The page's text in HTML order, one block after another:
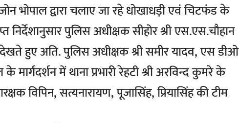
भोपाल द्वारा चलाए जा रहे धोखाधड़ी एवं चिटफंड के
निर्देशानुसार पुलिस अधीक्षक सीहोर श्री एस.एस.चौहान
देखते हुए अति. पुलिस अधीक्षक श्री समीर यादव, एस डीओ
मार्गदर्शन में थाना प्रभारी रेहटी श्री अरविन्द कुमरे के
विपिन, सत्यनारायण, पूजासिंह, प्रियासिंह की टीम